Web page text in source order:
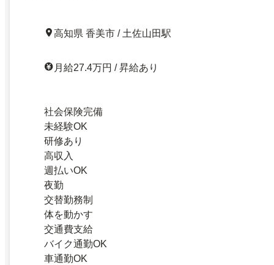
高知県 香美市 / 土佐山田駅
月給27.4万円 / 昇給あり
社会保険完備
未経験OK
研修あり
高収入
週払いOK
夜勤
交替勤務制
体を動かす
交通費支給
バイク通勤OK
車通勤OK